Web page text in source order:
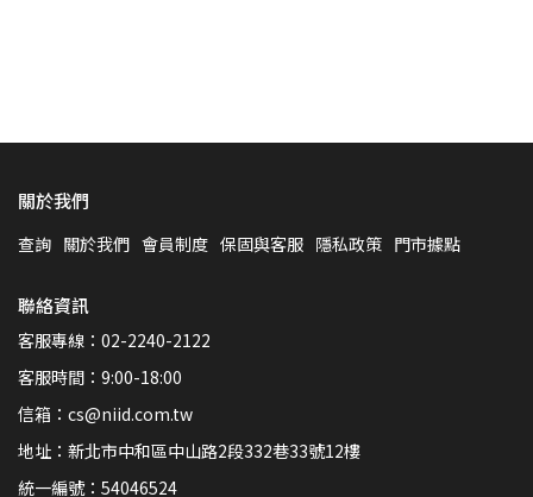
關於我們
查詢 關於我們 會員制度 保固與客服 隱私政策 門市據點
聯絡資訊
客服專線：02-2240-2122
客服時間：9:00-18:00
信箱：cs@niid.com.tw
地址：新北市中和區中山路2段332巷33號12樓
統一編號：54046524